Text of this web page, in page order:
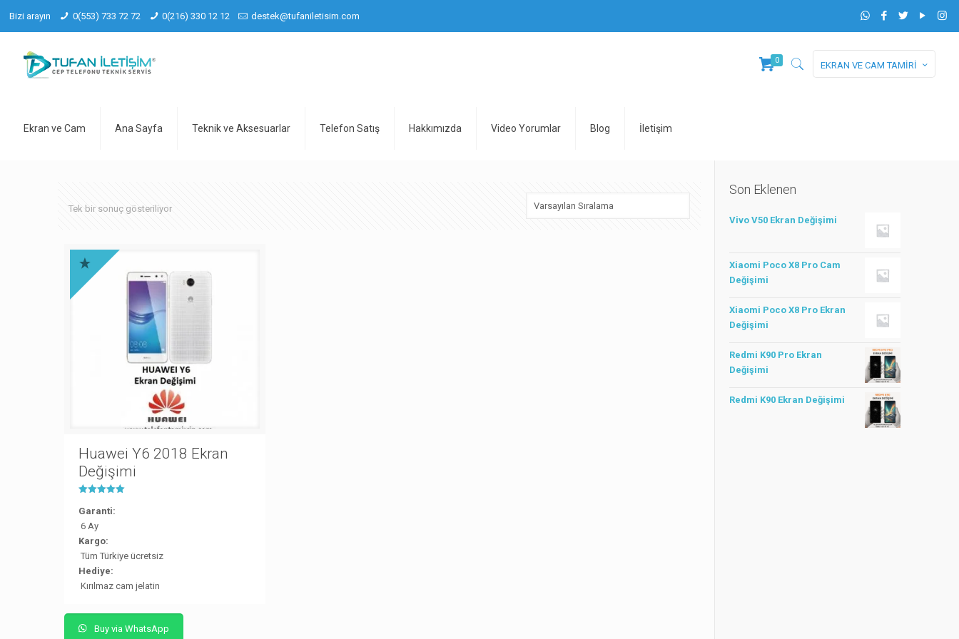
Bizi arayın 0(553) 733 72 72 0(216) 330 12 12 destek@tufaniletisim.com
Ekran ve Cam Ana Sayfa Teknik ve Aksesuarlar Telefon Satış Hakkımızda Video Yorumlar Blog İletişim
0 EKRAN VE CAM TAMİRİ
Tek bir sonuç gösteriliyor
Huawei Y6 2018 Ekran
Değişimi
5.00
Garanti:
6 Ay
Kargo:
Tüm Türkiye ücretsiz
Hediye:
Kırılmaz cam jelatin
Buy via WhatsApp
Son Eklenen
Vivo V50 Ekran Değişimi
Xiaomi Poco X8 Pro Cam
Değişimi
Xiaomi Poco X8 Pro Ekran
Değişimi
Redmi K90 Pro Ekran
Değişimi
Redmi K90 Ekran Değişimi